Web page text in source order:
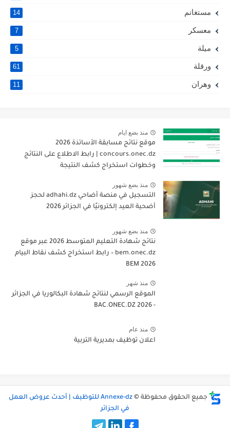
مستغانم 14
معسكر 7
ميلة 5
ورقلة 61
وهران 11
منذ بضع ايام
موقع نتائج مسابقة الأساتذة 2026
concours.onec.dz | رابط الاطلاع على النتائج
وخطوات استخراج كشف النتيجة
منذ بضع شهور
التسجيل في منصة أضاحي adhahi.dz لحجز
أضحية العيد إلكترونيًا في الجزائر 2026
منذ بضع شهور
نتائج شهادة التعليم المتوسط 2026 عبر موقع
bem.onec.dz – رابط استخراج كشف نقاط البيام
BEM 2026
منذ شهر
الموقع الرسمي لنتائج شهادة البكالوريا في الجزائر
- 2026 BAC.ONEC.DZ
منذ عام
اعلان توظيف بمديرية التربية
جميع الحقوق محفوظة ©
Annexe-dz للتوظيف | أحدث عروض العمل
في الجزائر